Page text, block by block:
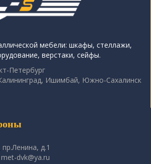
мебели: шкафы, стеллажи,
верстаки, сейфы.
Петербург
Ишимбай, Южно-Сахалинск
пр.Ленина, д.1
met-dvk@ya.ru